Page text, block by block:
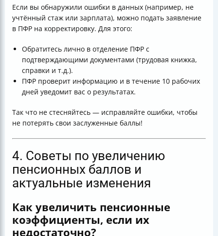
Если вы обнаружили ошибки в данных (например, не
учтённый стаж или зарплата), можно подать заявление
в ПФР на корректировку. Для этого:
Обратитесь лично в отделение ПФР с
подтверждающими документами (трудовая книжка,
справки и т.д.).
ПФР проверит информацию и в течение 10 рабочих
дней уведомит вас о результатах.
Так что не стесняйтесь — исправляйте ошибки, чтобы
не потерять свои заслуженные баллы!
4. Советы по увеличению
пенсионных баллов и
актуальные изменения
Как увеличить пенсионные
коэффициенты, если их
недостаточно?